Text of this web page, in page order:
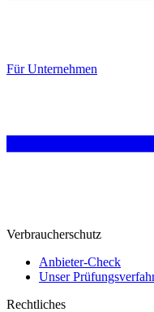
Für Unternehmen
Verbraucherschutz
Anbieter-Check
Unser
Rechtliches